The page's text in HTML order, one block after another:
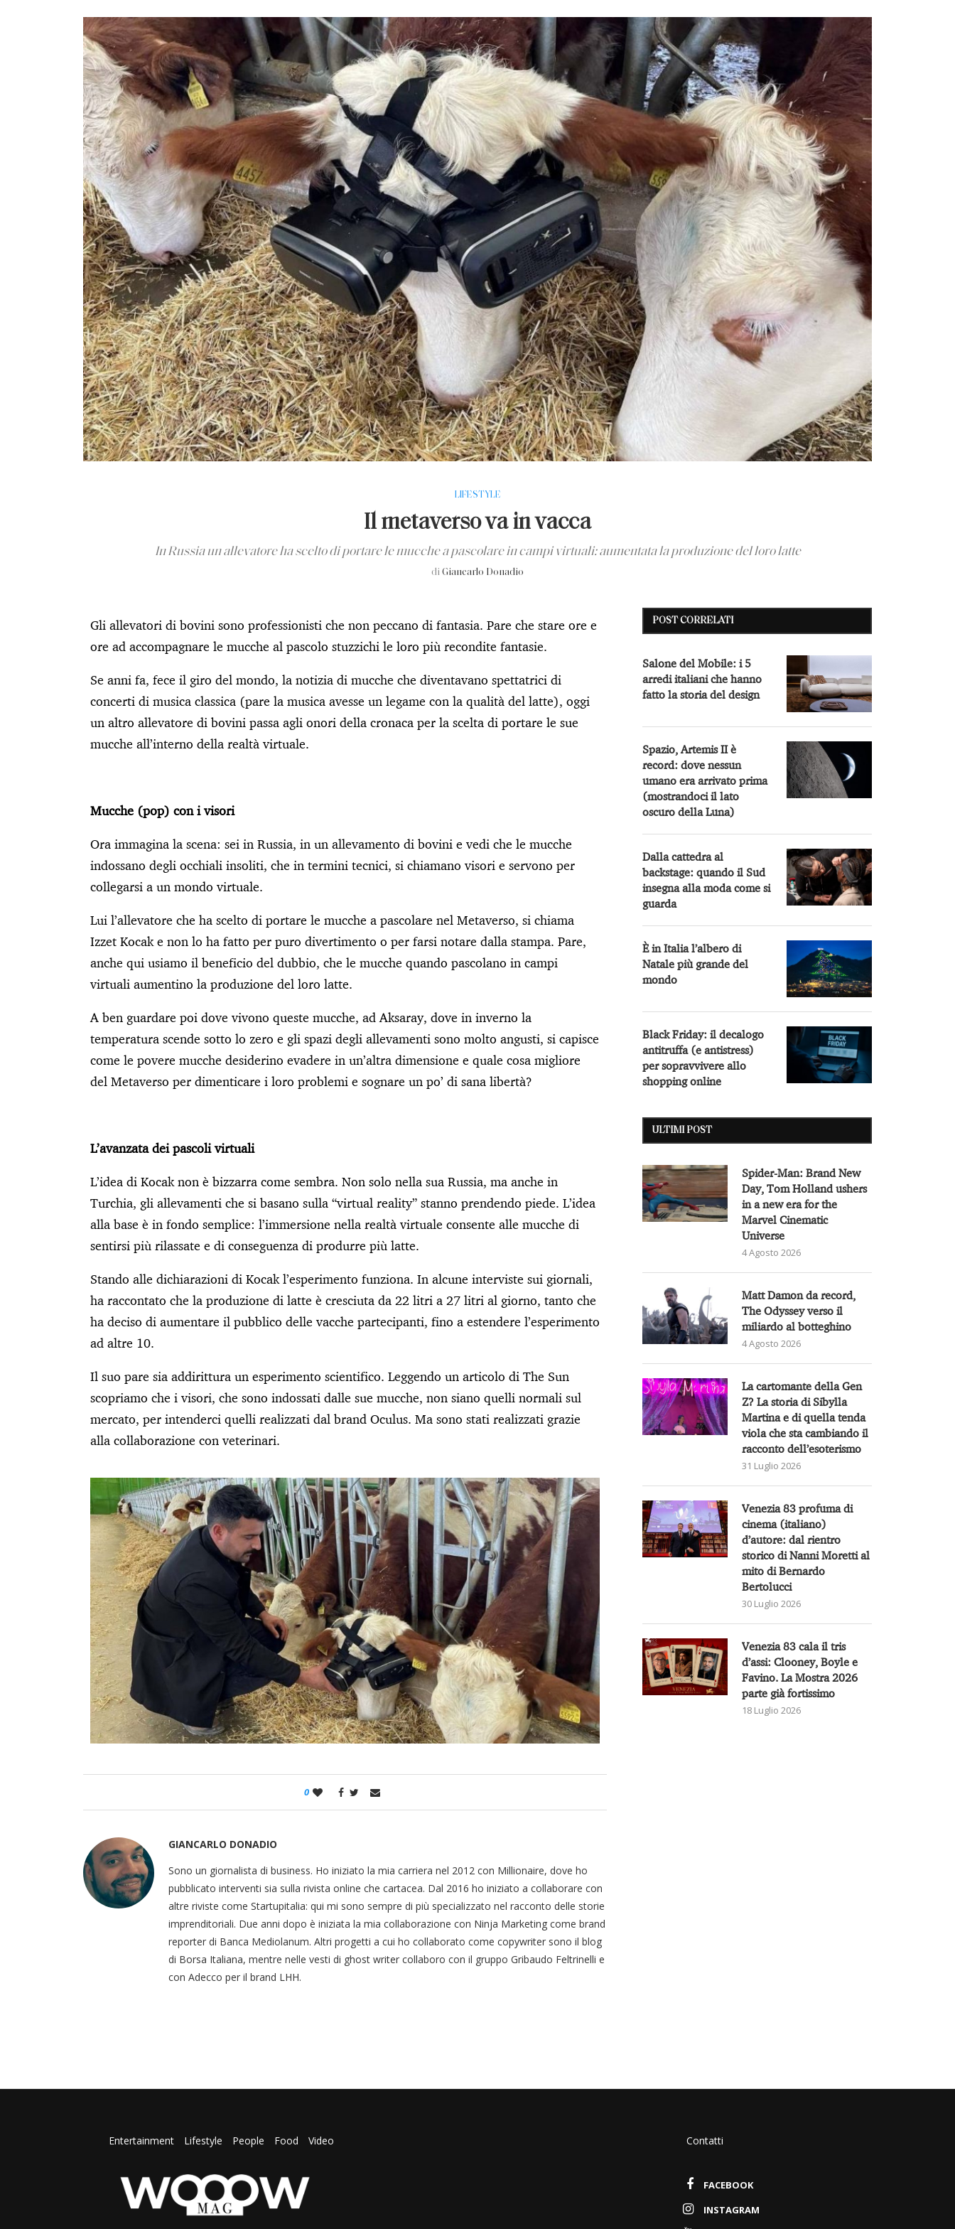
LIFESTYLE
Il metaverso va in vacca
In Russia un allevatore ha scelto di portare le mucche a pascolare in campi virtuali: aumentata la produzione del loro latte
di Giancarlo Donadio
Gli allevatori di bovini sono professionisti che non peccano di fantasia. Pare che stare ore e
ore ad accompagnare le mucche al pascolo stuzzichi le loro più recondite fantasie.
Se anni fa, fece il giro del mondo, la notizia di mucche che diventavano spettatrici di
concerti di musica classica (pare la musica avesse un legame con la qualità del latte), oggi
un altro allevatore di bovini passa agli onori della cronaca per la scelta di portare le sue
mucche all’interno della realtà virtuale.
Mucche (pop) con i visori
Ora immagina la scena: sei in Russia, in un allevamento di bovini e vedi che le mucche
indossano degli occhiali insoliti, che in termini tecnici, si chiamano visori e servono per
collegarsi a un mondo virtuale.
Lui l’allevatore che ha scelto di portare le mucche a pascolare nel Metaverso, si chiama
Izzet Kocak e non lo ha fatto per puro divertimento o per farsi notare dalla stampa. Pare,
anche qui usiamo il beneficio del dubbio, che le mucche quando pascolano in campi
virtuali aumentino la produzione del loro latte.
A ben guardare poi dove vivono queste mucche, ad Aksaray, dove in inverno la
temperatura scende sotto lo zero e gli spazi degli allevamenti sono molto angusti, si capisce
come le povere mucche desiderino evadere in un’altra dimensione e quale cosa migliore
del Metaverso per dimenticare i loro problemi e sognare un po’ di sana libertà?
L’avanzata dei pascoli virtuali
L’idea di Kocak non è bizzarra come sembra. Non solo nella sua Russia, ma anche in
Turchia, gli allevamenti che si basano sulla “virtual reality” stanno prendendo piede. L’idea
alla base è in fondo semplice: l’immersione nella realtà virtuale consente alle mucche di
sentirsi più rilassate e di conseguenza di produrre più latte.
Stando alle dichiarazioni di Kocak l’esperimento funziona. In alcune interviste sui giornali,
ha raccontato che la produzione di latte è cresciuta da 22 litri a 27 litri al giorno, tanto che
ha deciso di aumentare il pubblico delle vacche partecipanti, fino a estendere l’esperimento
ad altre 10.
Il suo pare sia addirittura un esperimento scientifico. Leggendo un articolo di The Sun
scopriamo che i visori, che sono indossati dalle sue mucche, non siano quelli normali sul
mercato, per intenderci quelli realizzati dal brand Oculus. Ma sono stati realizzati grazie
alla collaborazione con veterinari.
0
GIANCARLO DONADIO
Sono un giornalista di business. Ho iniziato la mia carriera nel 2012 con Millionaire, dove ho
pubblicato interventi sia sulla rivista online che cartacea. Dal 2016 ho iniziato a collaborare con
altre riviste come Startupitalia: qui mi sono sempre di più specializzato nel racconto delle storie
imprenditoriali. Due anni dopo è iniziata la mia collaborazione con Ninja Marketing come brand
reporter di Banca Mediolanum. Altri progetti a cui ho collaborato come copywriter sono il blog
di Borsa Italiana, mentre nelle vesti di ghost writer collaboro con il gruppo Gribaudo Feltrinelli e
con Adecco per il brand LHH.
POST CORRELATI
Salone del Mobile: i 5
arredi italiani che hanno
fatto la storia del design
Spazio, Artemis II è
record: dove nessun
umano era arrivato prima
(mostrandoci il lato
oscuro della Luna)
Dalla cattedra al
backstage: quando il Sud
insegna alla moda come si
guarda
È in Italia l’albero di
Natale più grande del
mondo
Black Friday: il decalogo
antitruffa (e antistress)
per sopravvivere allo
shopping online
ULTIMI POST
Spider-Man: Brand New
Day, Tom Holland ushers
in a new era for the
Marvel Cinematic
Universe
4 Agosto 2026
Matt Damon da record,
The Odyssey verso il
miliardo al botteghino
4 Agosto 2026
La cartomante della Gen
Z? La storia di Sibylla
Martina e di quella tenda
viola che sta cambiando il
racconto dell’esoterismo
31 Luglio 2026
Venezia 83 profuma di
cinema (italiano)
d’autore: dal rientro
storico di Nanni Moretti al
mito di Bernardo
Bertolucci
30 Luglio 2026
Venezia 83 cala il tris
d’assi: Clooney, Boyle e
Favino. La Mostra 2026
parte già fortissimo
18 Luglio 2026
Entertainment Lifestyle People Food Video Contatti
FACEBOOK
INSTAGRAM